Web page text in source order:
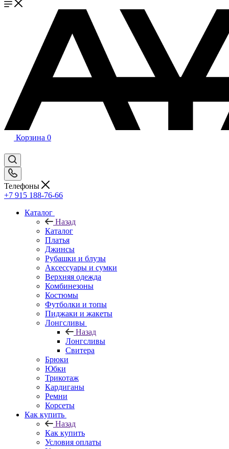
Корзина 0
Телефоны
+7 915 188-76-66
Каталог
Назад
Каталог
Платья
Джинсы
Рубашки и блузы
Аксессуары и сумки
Верхняя одежда
Комбинезоны
Костюмы
Футболки и топы
Пиджаки и жакеты
Лонгсливы
Назад
Лонгсливы
Свитера
Брюки
Юбки
Трикотаж
Кардиганы
Ремни
Корсеты
Как купить
Назад
Как купить
Условия оплаты